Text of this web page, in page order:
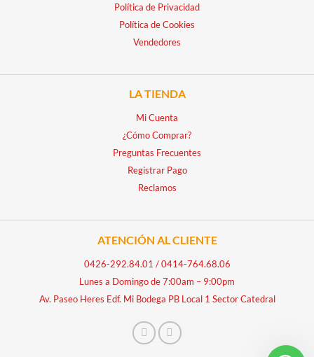
Política de Privacidad
Política de Cookies
Vendedores
LA TIENDA
Mi Cuenta
¿Cómo Comprar?
Preguntas Frecuentes
Registrar Pago
Reclamos
ATENCIÓN AL CLIENTE
0426-292.84.01 /0414-764.68.06
Lunes a Domingo de 7:00am – 9:00pm
Av. Paseo Heres Edf. Mi Bodega PB Local 1 Sector Catedral